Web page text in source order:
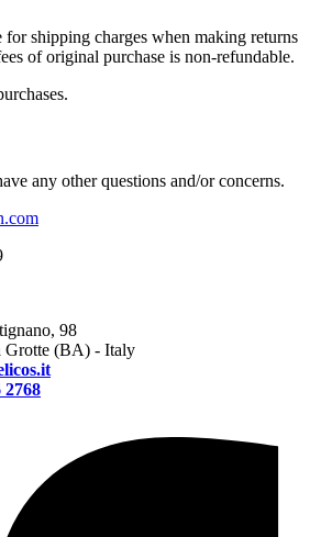
for shipping charges when making returns
of original purchase is non-refundable.
any other questions and/or concerns.
98
Grotte (BA) - Italy
2768